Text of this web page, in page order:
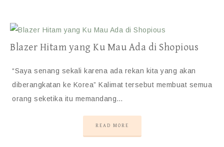
Blazer Hitam yang Ku Mau Ada di Shopious
“Saya senang sekali karena ada rekan kita yang akan
diberangkatan ke Korea” Kalimat tersebut membuat semua
orang seketika itu memandang…
READ MORE